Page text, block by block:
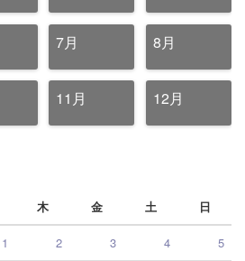
7月 8月
11月 12月
木 金 土 日
1 2 3 4 5